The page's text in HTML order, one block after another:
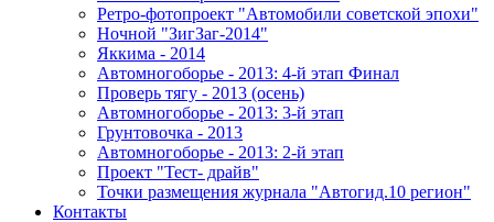
Ретро-фотопроект "Автомобили советской эпохи"
Ночной "ЗигЗаг-2014"
Яккима - 2014
Автомногоборье - 2013: 4-й этап Финал
Проверь тягу - 2013 (осень)
Автомногоборье - 2013: 3-й этап
Грунтовочка - 2013
Автомногоборье - 2013: 2-й этап
Проект "Тест- драйв"
Точки размещения журнала "Автогид.10 регион"
Контакты